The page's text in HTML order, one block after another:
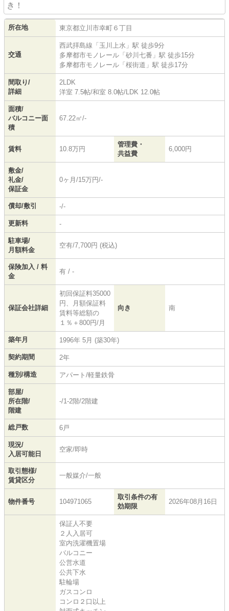
き！
所在地 東京都立川市幸町 ６丁目
交通
西武拝島線 「玉川上水 」駅 徒歩9分
多摩都市モノレール 「砂川七番 」駅 徒歩15分
多摩都市モノレール 「桜街道 」駅 徒歩17分
間取り/
詳細
2LDK
洋室 7.5帖/和室 8.0帖/LDK 12.0帖
面積/
バルコニー面
積
67.22㎡/-
賃料 10.8万円
管理費・
共益費
6,000円
敷金/
礼金/
保証金
0ヶ月/15万円/-
償却/敷引 -/-
更新料 -
駐車場/
月額料金
空有/7,700円 (税込)
保険加入 / 料
金
有 / -
保証会社詳細
初回保証料35000
円、月額保証料
賃料等総額の
１％＋800円/月
向き 南
築年月 1996年 5月 (築30年)
契約期間 2年
種別/構造 アパート/軽量鉄骨
部屋/
所在階/
階建
-/1-2階/2階建
総戸数 6戸
現況/
入居可能日
空家/即時
取引態様/
賃貸区分
一般媒介/一般
物件番号 104971065
取引条件の有
効期限
2026年08月16日
保証人不要
２人入居可
室内洗濯機置場
バルコニー
公営水道
公共下水
駐輪場
ガスコンロ
コンロ２口以上